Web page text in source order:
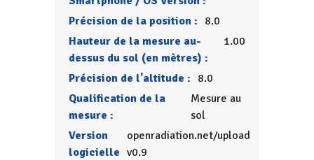
Précision de la position : 8.0
Hauteur de la mesure au-
dessus du sol (en mètres) :
1.00
Précision de l'altitude : 8.0
Qualification de la
mesure :
Mesure au
sol
Version
logicielle
openradiation.net/upload
v0.9